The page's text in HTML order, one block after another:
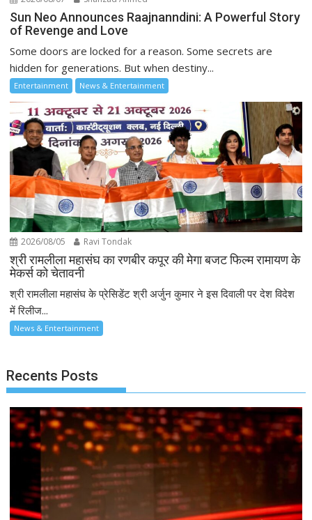
Sun Neo Announces Raajnanndini: A Powerful Story
of Revenge and Love
Some doors are locked for a reason. Some secrets are
hidden for generations. But when destiny...
Entertainment News & Entertainment
2026/08/05 Ravi Tondak
श्री रामलीला महासंघ का रणबीर कपूर की मेगा बजट फिल्म रामायण के
मेकर्स को चेतावनी
श्री रामलीला महासंघ के प्रेसिडेंट श्री अर्जुन कुमार ने इस दिवाली पर देश विदेश
में रिलीज...
News & Entertainment
Recents Posts